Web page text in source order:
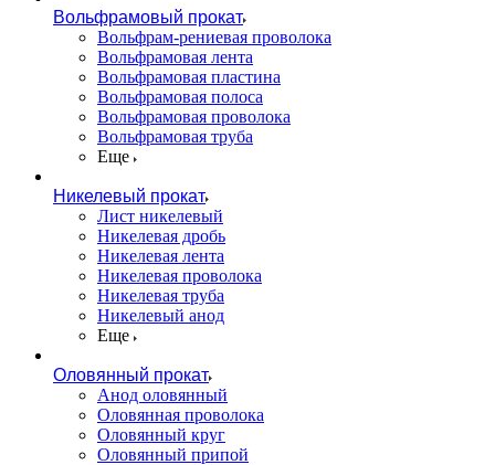
Вольфрамовый прокат
Вольфрам-рениевая проволока
Вольфрамовая лента
Вольфрамовая пластина
Вольфрамовая полоса
Вольфрамовая проволока
Вольфрамовая труба
Еще
Никелевый прокат
Лист никелевый
Никелевая дробь
Никелевая лента
Никелевая проволока
Никелевая труба
Никелевый анод
Еще
Оловянный прокат
Анод оловянный
Оловянная проволока
Оловянный круг
Оловянный припой